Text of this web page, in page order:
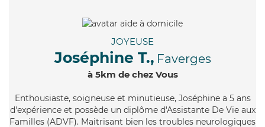
JOYEUSE
Joséphine T., Faverges
à 5km de chez Vous
Enthousiaste, soigneuse et minutieuse, Joséphine a 5 ans
d'expérience et possède un diplôme d'Assistante De Vie aux
Familles (ADVF). Maitrisant bien les troubles neurologiques